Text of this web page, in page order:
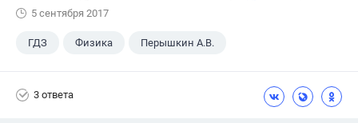
5 сентября 2017
ГДЗ Физика Перышкин А.В.
3 ответа